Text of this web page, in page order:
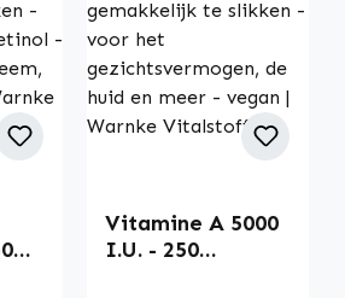
Vitamine A 5000
I.U. - 250